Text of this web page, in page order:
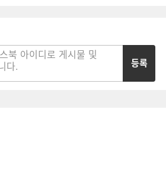
등록